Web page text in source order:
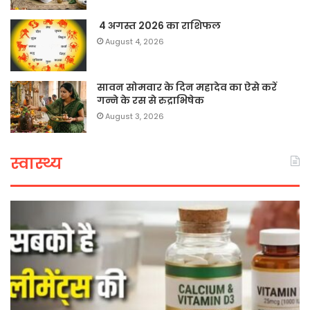
4 अगस्त 2026 का राशिफल
August 4, 2026
सावन सोमवार के दिन महादेव का ऐसे करें
गन्ने के रस से रुद्राभिषेक
August 3, 2026
स्वास्थ्य